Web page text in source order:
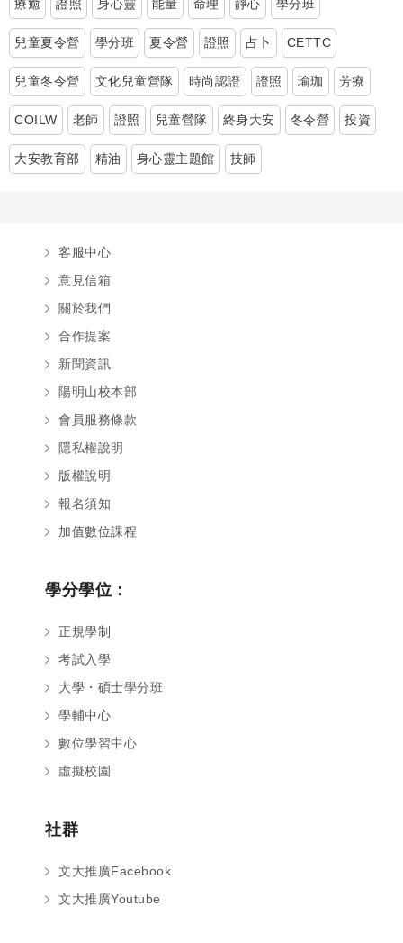
療癒 證照 身心靈 能量 命理 靜心 學分班
兒童夏令營 學分班 夏令營 證照 占卜 CETTC
兒童冬令營 文化兒童營隊 時尚認證 證照 瑜珈 芳療
COILW 老師 證照 兒童營隊 終身大安 冬令營 投資
大安教育部 精油 身心靈主題館 技師
客服中心
意見信箱
關於我們
合作提案
新聞資訊
陽明山校本部
會員服務條款
隱私權說明
版權說明
報名須知
加值數位課程
學分學位：
正規學制
考試入學
大學・碩士學分班
學輔中心
數位學習中心
虛擬校園
社群
文大推廣Facebook
文大推廣Youtube